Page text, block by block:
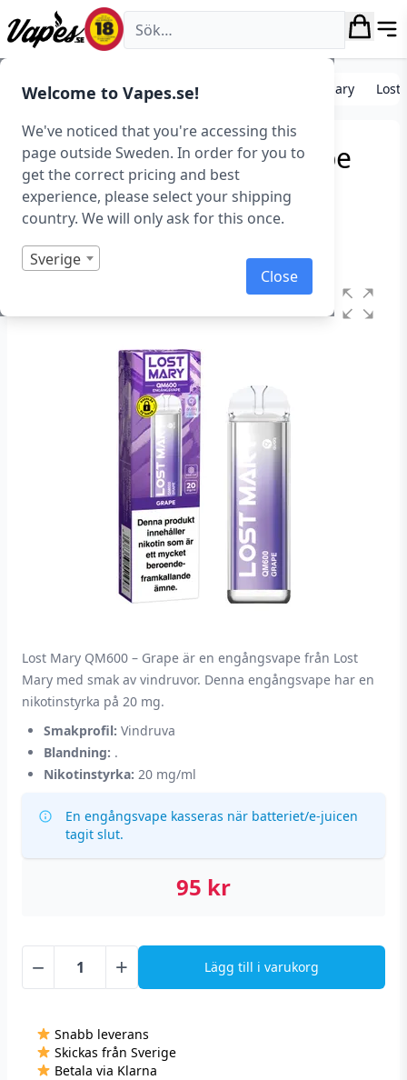
Welcome to Vapes.se!
We've noticed that you're accessing this
page outside Sweden. In order for you to
get the correct pricing and best
experience, please select your shipping
country. We will only ask for this once.
Sverige
Close
Vapes.se
E-cigarett startkit/paket Engångs vape Lost Mary Lost
Lost Mary QM600 – Grape
(20 mg, Engångs vape)
Art.nr: 43300
I lager
Lost Mary QM600 – Grape är en engångsvape från Lost
Mary med smak av vindruvor. Denna engångsvape har en
nikotinstyrka på 20 mg.
Smakprofil: Vindruva
Blandning: .
Nikotinstyrka: 20 mg/ml
En engångsvape kasseras när batteriet/e-juicen
tagit slut.
95 kr
−
Lost
-
Grape
+ Lägg till i varukorg
Snabb leverans
Skickas från Sverige
Betala via Klarna